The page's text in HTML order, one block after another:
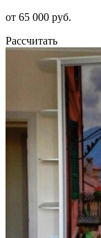
от 65 000 руб.
Рассчитать